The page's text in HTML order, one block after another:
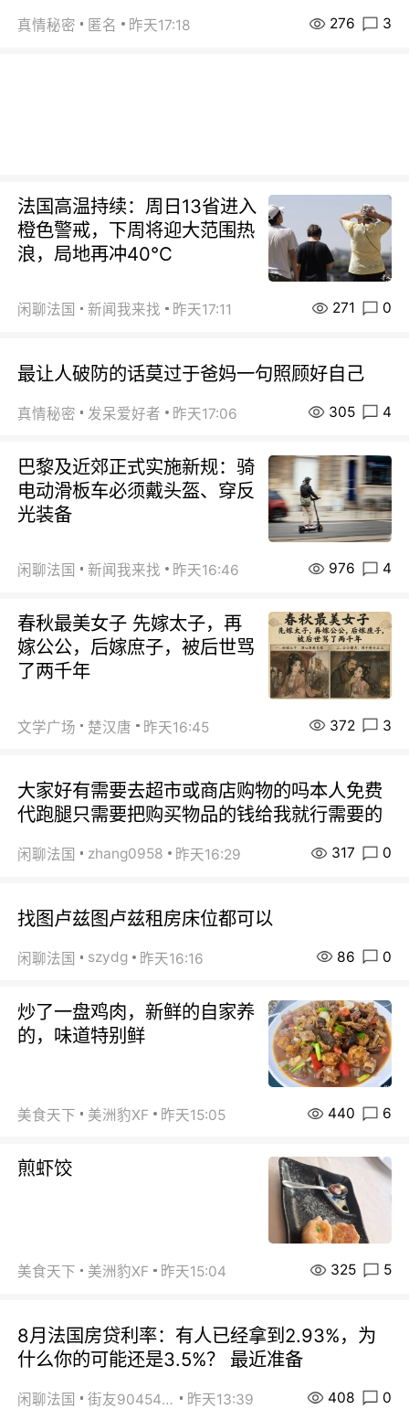
真情秘密 匿名 昨天17:18 276 3
法国高温持续：周日13省进入
橙色警戒，下周将迎大范围热
浪，局地再冲40℃
闲聊法国 新闻我来找 昨天17:11 271 0
最让人破防的话莫过于爸妈一句照顾好自己
真情秘密 发呆爱好者 昨天17:06 305 4
巴黎及近郊正式实施新规：骑
电动滑板车必须戴头盔、穿反
光装备
闲聊法国 新闻我来找 昨天16:46 976 4
春秋最美女子 先嫁太子，再
嫁公公，后嫁庶子，被后世骂
了两千年
文学广场 楚汉唐 昨天16:45 372 3
大家好有需要去超市或商店购物的吗本人免费
代跑腿只需要把购买物品的钱给我就行需要的
闲聊法国 zhang0958 昨天16:29 317 0
找图卢兹图卢兹租房床位都可以
闲聊法国 szydg 昨天16:16 86 0
炒了一盘鸡肉，新鲜的自家养
的，味道特别鲜
美食天下 美洲豹XF 昨天15:05 440 6
煎虾饺
美食天下 美洲豹XF 昨天15:04 325 5
8月法国房贷利率：有人已经拿到2.93%，为
什么你的可能还是3.5%？ 最近准备
闲聊法国 街友90454511 昨天13:39 408 0